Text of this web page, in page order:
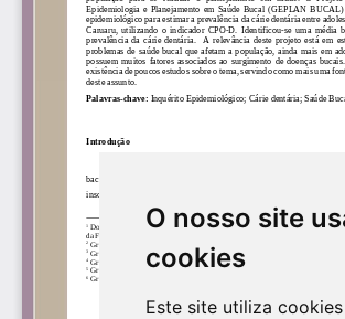
O nosso site
cookies
Este site utiliza